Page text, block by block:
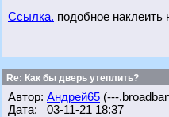
Ссылка. подобное наклеить
Re: Как бы дверь утеплить?
Автор: Андрей65 (---
Дата: 03-11-21 18:37